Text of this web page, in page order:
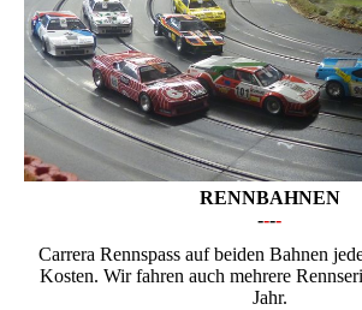
RENNBAHNEN
----
Carrera Rennspass auf beiden Bahnen
Kosten. Wir fahren auch mehrere
Jahr.